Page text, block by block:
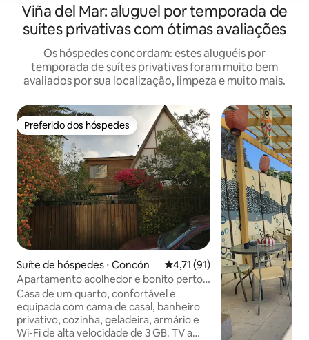
Viña del Mar: aluguel por temporada de
suítes privativas com ótimas avaliações
Os hóspedes concordam: estes aluguéis por
temporada de suítes privativas foram muito bem
avaliados por sua localização, limpeza e muito mais.
Preferido dos hóspedes
Preferido dos hóspedes
Suíte de hóspedes ⋅ Concón 4,71 de uma avaliação média
4,71 (91)
Apartamento acolhedor e bonito perto
da praia
Casa de um quarto, confortável e
equipada com cama de casal, banheiro
privativo, cozinha, geladeira, armário e
Wi-Fi de alta velocidade de 3 GB. TV a